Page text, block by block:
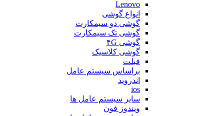
Lenovo
انواع گوشی
گوشی دو سیمکارت
گوشی تک سیمکارت
گوشی ۴G
گوشی کلاسیک
فبلت
براساس سیستم عامل
اندروید
ios
سایر سیستم عامل ها
ویندوز فون